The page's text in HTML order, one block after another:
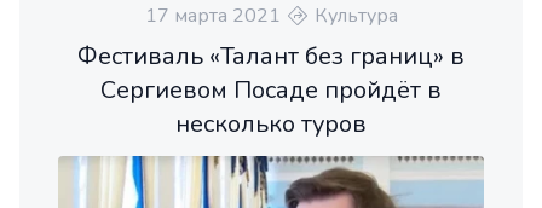
17 марта 2021 Культура
Фестиваль «Талант без границ» в
Сергиевом Посаде пройдёт в
несколько туров